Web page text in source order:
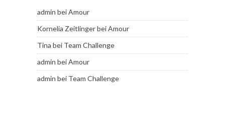
admin beiAmour
Kornelia ZeitlingerbeiAmour
Tina bei Team Challenge
admin beiAmour
admin bei Team Challenge